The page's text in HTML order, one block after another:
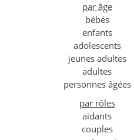
par âge
bébés
enfants
adolescents
jeunes adultes
adultes
personnes âgées
par rôles
aidants
couples